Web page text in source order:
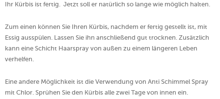
Ihr Kürbis ist fertig. Jetzt soll er natürlich so lange wie möglich halten.
Zum einen können Sie Ihren Kürbis, nachdem er fertig gestellt ist, mit
Essig ausspülen. Lassen Sie ihn anschließend gut trocknen. Zusätzlich
kann eine Schicht Haarspray von außen zu einem längeren Leben
verhelfen.
Eine andere Möglichkeit ist die Verwendung von Anti Schimmel Spray
mit Chlor. Sprühen Sie den Kürbis alle zwei Tage von innen ein.